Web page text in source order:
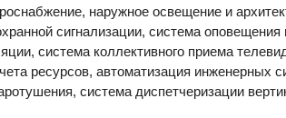
наружное освещение и
сигнализации, система оповещения
система коллективного приема
ресурсов, автоматизация инженерных
система диспетчеризации